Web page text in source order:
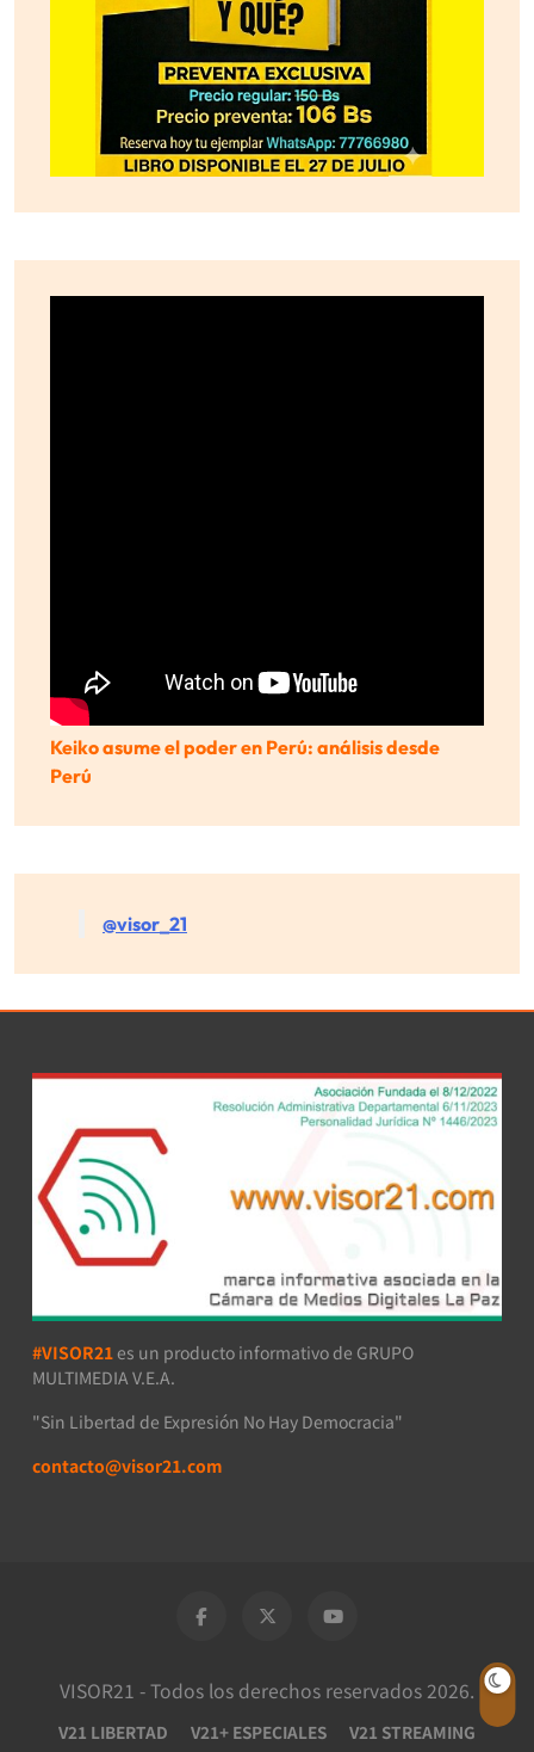
Keiko asume el poder en Perú: análisis desde
Perú
@visor_21
#VISOR21 es un producto informativo de GRUPO
MULTIMEDIA V.E.A.
"Sin Libertad de Expresión No Hay Democracia"
contacto@visor21.com
VISOR21 - Todos los derechos reservados 2026.
V21 LIBERTAD V21+ ESPECIALES
V21 STREAMING